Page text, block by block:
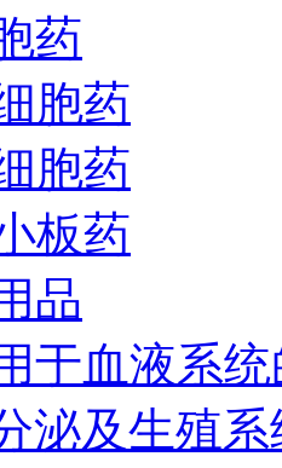
药
胞药
胞药
板药
品
于血液系
泌及生殖